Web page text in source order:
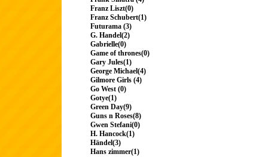
Franz Liszt(0)
Franz Schubert(1)
Futurama (3)
G. Handel(2)
Gabrielle(0)
Game of thrones(0)
Gary Jules(1)
George Michael(4)
Gilmore Girls (4)
Go West (0)
Gotye(1)
Green Day(9)
Guns n Roses(8)
Gwen Stefani(0)
H. Hancock(1)
Händel(3)
Hans zimmer(1)